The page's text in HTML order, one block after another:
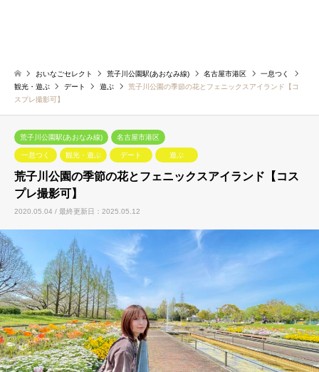
おいなごセレクト 荒子川公園駅(あおなみ線) 名古屋市港区
一息つく
観光・遊ぶ
デート 遊ぶ
荒子川公園の季節の花とフェニックスアイランド【コ
スプレ撮影可】
荒子川公園駅(あおなみ線) 名古屋市港区
一息つく 観光・遊ぶ デート 遊ぶ
荒子川公園の季節の花とフェニックスアイランド【コス
プレ撮影可】
2020.05.04 / 最終更新日：2025.05.12